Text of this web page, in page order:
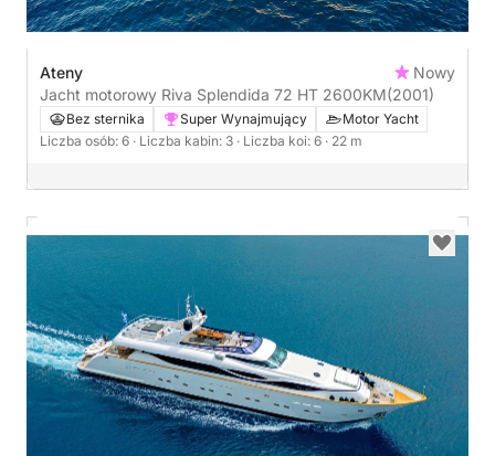
Ateny
Nowy
Jacht motorowy Riva Splendida 72 HT 2600KM(2001)
Bez sternika Super Wynajmujący
Motor Yacht
Liczba osób: 6 · Liczba kabin: 3 · Liczba koi: 6 · 22 m